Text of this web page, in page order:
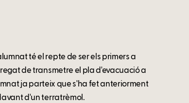
té el repte de ser els primers a
de transmetre el pla d'evacuació a
ja parteix que s'ha fet anteriorment
d'un terratrèmol.